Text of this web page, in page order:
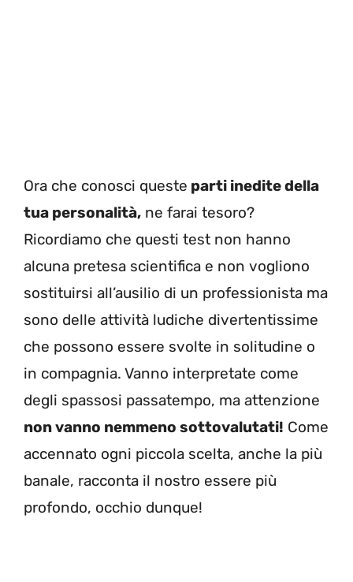
Ora che conosci queste parti inedite della
tua personalità, ne farai tesoro?
Ricordiamo che questi test non hanno
alcuna pretesa scientifica e non vogliono
sostituirsi all’ausilio di un professionista ma
sono delle attività ludiche divertentissime
che possono essere svolte in solitudine o
in compagnia. Vanno interpretate come
degli spassosi passatempo, ma attenzione
non vanno nemmeno sottovalutati! Come
accennato ogni piccola scelta, anche la più
banale, racconta il nostro essere più
profondo, occhio dunque!